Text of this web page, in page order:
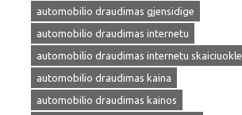
automobilio draudimas gjensidige
automobilio draudimas internetu
automobilio draudimas internetu skaiciuokle
automobilio draudimas kaina
automobilio draudimas kainos